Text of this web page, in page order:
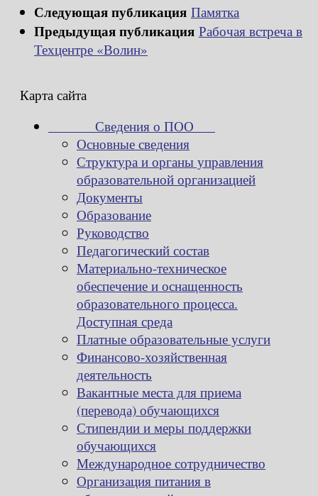
Следующая публикация Памятка
Предыдущая публикация Рабочая встреча в
Техцентре «Волин»
Карта сайта
Сведения о ПОО
Основные сведения
Структура и органы управления
образовательной организацией
Документы
Образование
Руководство
Педагогический состав
Материально-техническое
обеспечение и оснащенность
образовательного процесса.
Доступная среда
Платные образовательные услуги
Финансово-хозяйственная
деятельность
Вакантные места для приема
(перевода) обучающихся
Стипендии и меры поддержки
обучающихся
Международное сотрудничество
Организация питания в